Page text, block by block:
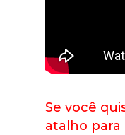
Se você
atalho